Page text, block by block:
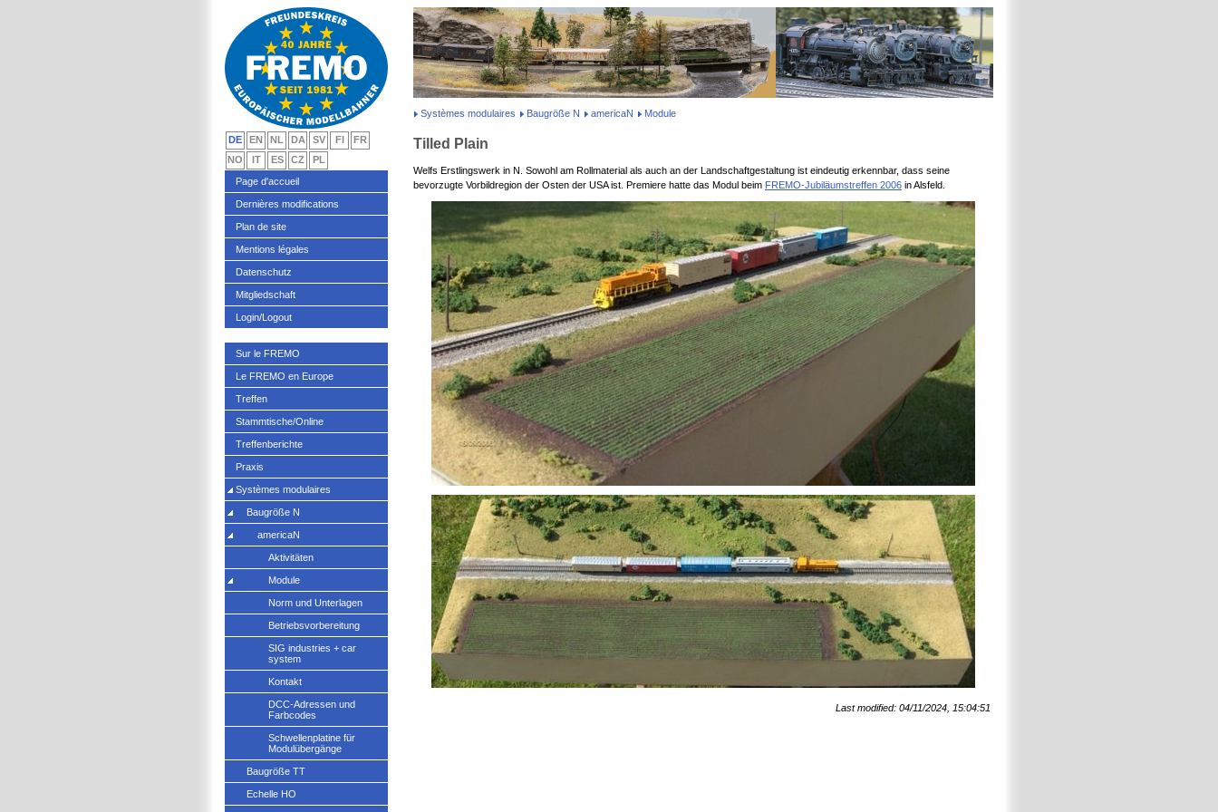
Systèmes modulaires Baugröße N americaN Module
Tilled Plain
Welfs Erstlingswerk in N. Sowohl am Rollmaterial als auch an der Landschaftgestaltung ist eindeutig erkennbar, dass seine
bevorzugte Vorbildregion der Osten der USA ist. Premiere hatte das Modul beim FREMO-Jubiläumstreffen 2006 in Alsfeld.
Last modified: 04/11/2024, 15:04:51
DE EN NL DA SV FI
FR
NO
IT ES CZ
PL
Page d'accueil
Dernières modifications
Plan de site
Mentions légales
Datenschutz
Mitgliedschaft
Login/Logout
Sur le FREMO
Le FREMO en Europe
Treffen
Stammtische/Online
Treffenberichte
Praxis
Systèmes modulaires
Baugröße N
americaN
Aktivitäten
Module
Norm und Unterlagen
Betriebsvorbereitung
SIG industries + car
system
Kontakt
DCC-Adressen und
Farbcodes
Schwellenplatine für
Modulübergänge
Baugröße TT
Echelle HO